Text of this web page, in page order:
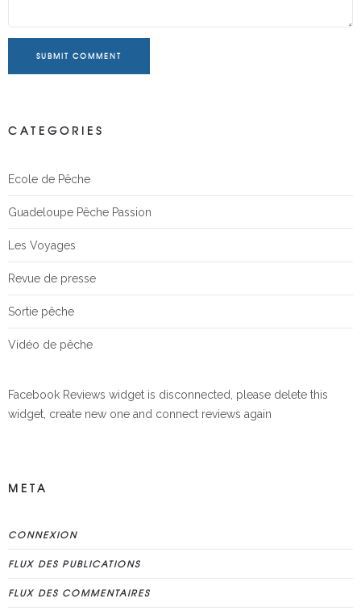
SUBMIT COMMENT
CATEGORIES
Ecole de Pêche
Guadeloupe Pêche Passion
Les Voyages
Revue de presse
Sortie pêche
Vidéo de pêche
Facebook Reviews widget is disconnected, please delete this
widget, create new one and connect reviews again
META
CONNEXION
FLUX DES PUBLICATIONS
FLUX DES COMMENTAIRES